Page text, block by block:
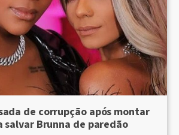
de corrupção após montar
Brunna de paredão